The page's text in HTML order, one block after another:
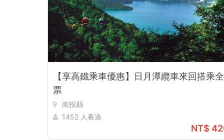
【享高鐵乘車優惠】日月潭纜車來回搭乘全
票
南投縣
1452 人看過
NT$